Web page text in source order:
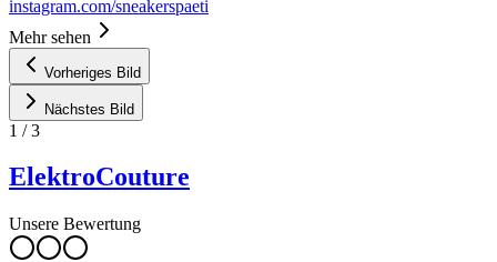
instagram.com/sneakerspaeti
Mehr sehen
Vorheriges Bild
Nächstes Bild
1 /3
ElektroCouture
Unsere Bewertung